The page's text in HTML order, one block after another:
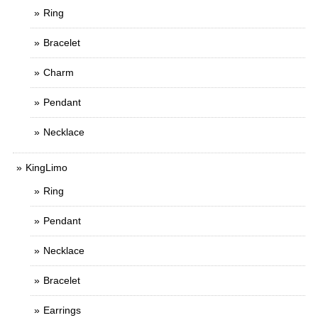
Ring
Bracelet
Charm
Pendant
Necklace
KingLimo
Ring
Pendant
Necklace
Bracelet
Earrings